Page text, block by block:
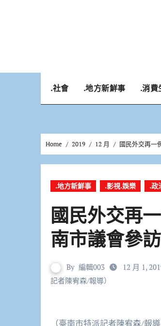
.社會 .地方新鮮事 .消費
Home 2019 12 月 國民外交再一
.地方新鮮事 .影視.娛樂 .政
國民外交再
南市議會參訪
By 編輯003 12 月 1,
記者陳宥森/報導）
（臺南市特派記者陳宥森/報導）社團法人臺南市永康國際青年商會與韓國西光州姊妹會，以及馬來西